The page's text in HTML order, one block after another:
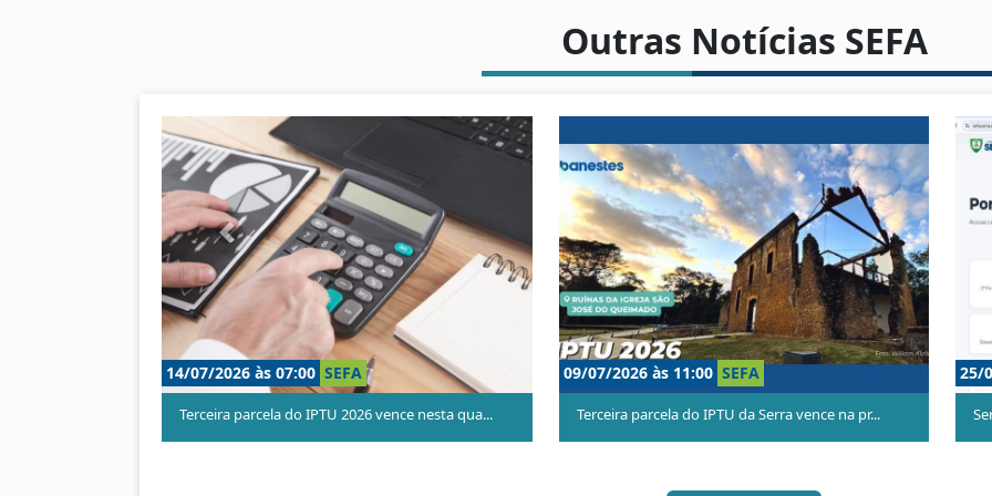
Outras Notícias SEFA
09/07/2026 às 11:00 SEFA
Terceira parcela do IPTU da Serra vence na pr...
25/06/2026 às 13:30 SEFA
Serra lança ferramenta para auxiliar empresas...
A
n
t
r
i
o
r